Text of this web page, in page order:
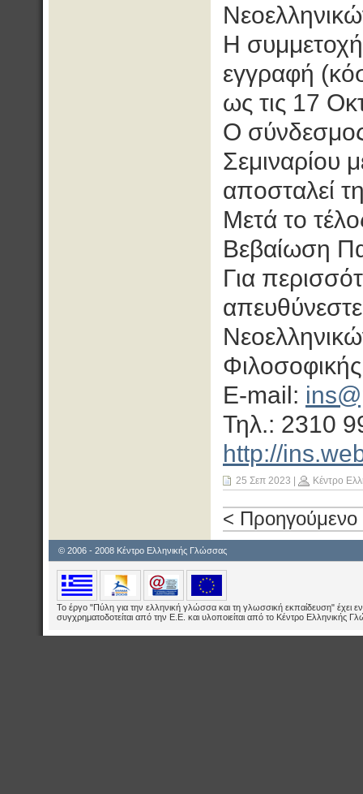
Η
εγγραφή
ως τις 17
Ο
Σεμιναρίου
αποσταλεί
Μετά το
Βεβαίωση
Για
E‐mail:
Τηλ.: 2310
http://
25 Σεπ 2023 Κέντρο
< Προηγούμενο
© 2006 - 2008 Κέντρο Ελληνικής Γλώσσας
Το έργο "Πύλη για την ελληνική γλώσσα και τη γλωσσική εκπαίδευση" έχει
συγχρηματοδοτείται από την Ε.E. και υλοποιείται από το Κέντρο Ελληνικής